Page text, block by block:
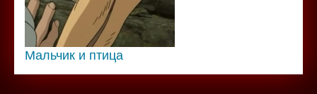
Мальчик и птица